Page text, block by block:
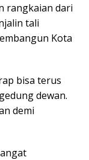
rangkaian dari
tali
Kota
bisa terus
dewan.
demi